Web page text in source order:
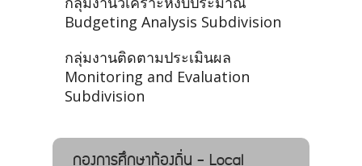
Budgeting Analysis Subdivision
กลุ่มงานติดตามประเมินผล
Monitoring and Evaluation
Subdivision